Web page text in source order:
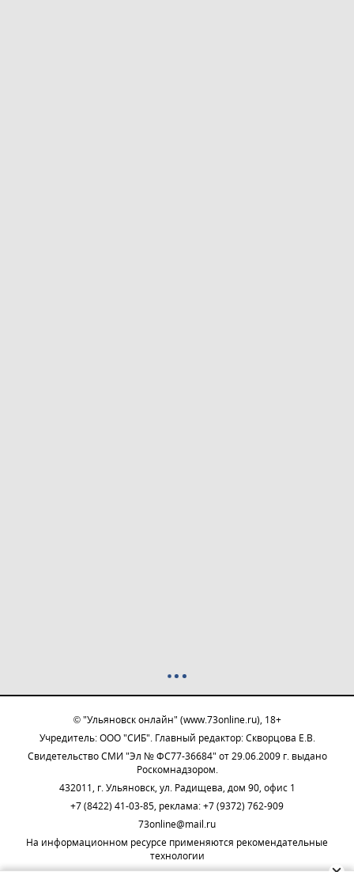
© "Ульяновск онлайн" (www.73online.ru), 18+
Учредитель: ООО "СИБ". Главный редактор: Скворцова Е.В.
Свидетельство СМИ "Эл № ФС77-36684" от 29.06.2009 г. выдано
Роскомнадзором.
432011, г. Ульяновск, ул. Радищева, дом 90, офис 1
+7 (8422) 41-03-85, реклама: +7 (9372) 762-909
73online@mail.ru
На информационном ресурсе применяются рекомендательные
технологии